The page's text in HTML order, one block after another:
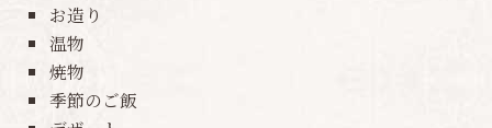
お造り
温物
焼物
季節のご飯